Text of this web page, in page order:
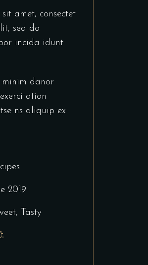
amet, consectet
sed do
incida idunt
danor
ns aliquip ex
2019
, Tasty